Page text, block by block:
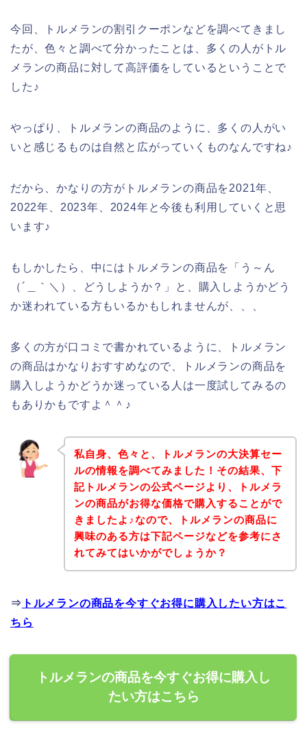
今回、トルメランの割引クーポンなどを調べてきまし
たが、色々と調べて分かったことは、多くの人がトル
メランの商品に対して高評価をしているということで
した♪
やっぱり、トルメランの商品のように、多くの人がい
いと感じるものは自然と広がっていくものなんですね♪
だから、かなりの方がトルメランの商品を2021年、
2022年、2023年、2024年と今後も利用していくと思
います♪
もしかしたら、中にはトルメランの商品を「う～ん
（´＿｀＼）、どうしようか？」と、購入しようかどう
か迷われている方もいるかもしれませんが、、、
多くの方が口コミで書かれているように、トルメラン
の商品はかなりおすすめなので、トルメランの商品を
購入しようかどうか迷っている人は一度試してみるの
もありかもですよ＾＾♪
私自身、色々と、トルメランの大決算セー
ルの情報を調べてみました！その結果、下
記トルメランの公式ページより、トルメラ
ンの商品がお得な価格で購入することがで
きましたよ♪なので、トルメランの商品に
興味のある方は下記ページなどを参考にさ
れてみてはいかがでしょうか？
⇒ トルメランの商品を今すぐお得に購入したい方はこ
ちら
トルメランの商品を今すぐお得に購入し
たい方はこちら